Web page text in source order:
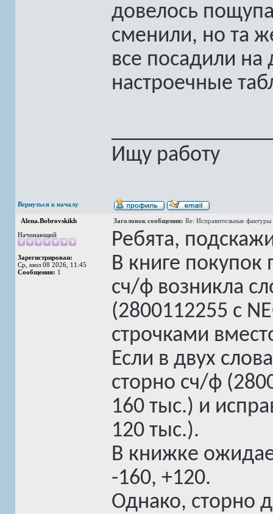
довелось
сменили, но та
все посадили на
настроечные
Ищу работу
Вернуться к началу
Alena.Bobrovskikh Заголовок сообщения: Re: Исправительные фактуры
Начинающий
Зарегистрирован:
Ср, июл 08 2026, 11:45
Сообщения: 1
Ребята,
В книге
сч/ф возникла
(2800112255 с
строчками
Если в двух
сторно сч/ф
160 тыс.) и
120 тыс.).
В книжке
-160, +120.
Однако, сторно